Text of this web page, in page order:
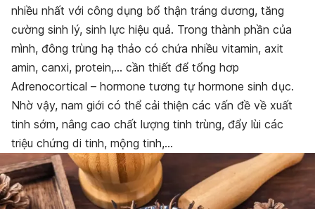
nhiều nhất với công dụng bổ thận tráng dương, tăng
cường sinh lý, sinh lực hiệu quả. Trong thành phần của
mình, đông trùng hạ thảo có chứa nhiều vitamin, axit
amin, canxi, protein,… cần thiết để tổng hơp
Adrenocortical – hormone tương tự hormone sinh dục.
Nhờ vậy, nam giới có thể cải thiện các vấn đề về xuất
tinh sớm, nâng cao chất lượng tinh trùng, đẩy lùi các
triệu chứng di tinh, mộng tinh,…